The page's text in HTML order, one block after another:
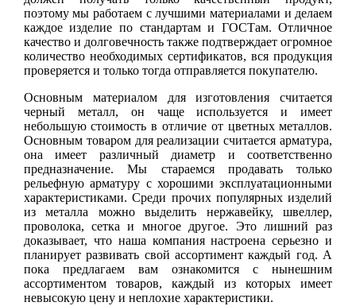
поэтому мы работаем с лучшими материалами и делаем
каждое изделие по стандартам и ГОСТам. Отличное
качество и долговечность также подтверждает огромное
количество необходимых сертификатов, вся продукция
проверяется и только тогда отправляется покупателю.
Основным материалом для изготовления считается
черный металл, он чаще используется и имеет
небольшую стоимость в отличие от цветных металлов.
Основным товаром для реализации считается арматура,
она имеет различный диаметр и соответственно
предназначение. Мы стараемся продавать только
рельефную арматуру с хорошими эксплуатационными
характеристиками. Среди прочих популярных изделий
из металла можно выделить нержавейку, швеллер,
проволока, сетка и многое другое. Это лишний раз
доказывает, что наша компания настроена серьезно и
планирует развивать свой ассортимент каждый год. А
пока предлагаем вам ознакомится с нынешним
ассортиментом товаров, каждый из которых имеет
невысокую цену и неплохие характеристики.